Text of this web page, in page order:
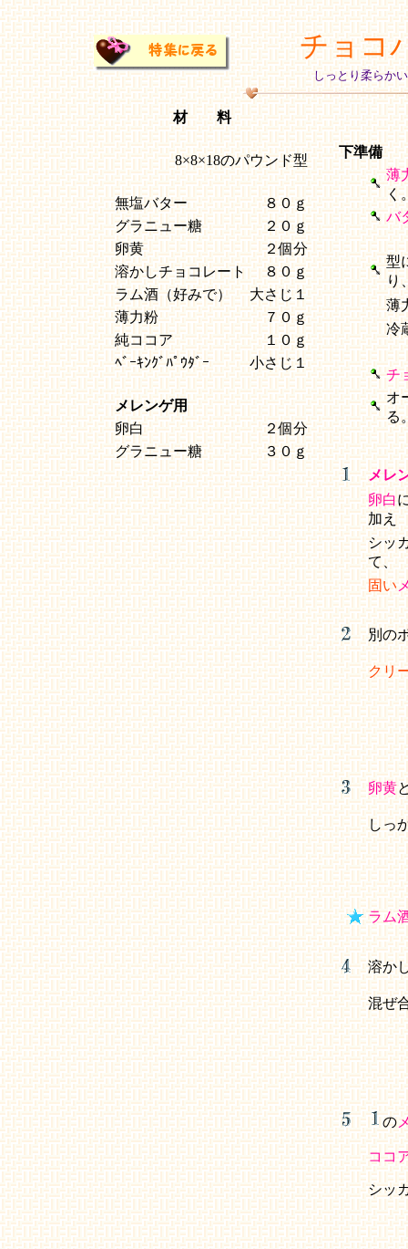
チョコ
しっとり柔らか
材 料
8×8×18のパウンド型
無塩バター
８０ｇ
グラニュー糖
２０ｇ
卵黄
２個分
溶かしチョコレート
８０ｇ
ラム酒（好みで）
大さじ１
薄力粉
７０ｇ
純ココア
１０ｇ
ﾍﾞｰｷﾝｸﾞﾊﾟｳﾀﾞｰ
小さじ１
メレンゲ用
卵白
２個分
グラニュー糖
３０ｇ
下準備
薄
く
バ
型
り
薄
冷
チ
オ
る
メレ
卵白
加え
シッ
て、
固い
別の
クリ
卵黄
しっ
ラム
溶か
混ぜ
の
ココ
シッ